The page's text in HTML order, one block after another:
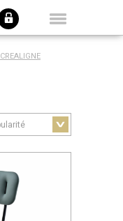
CREALIGNE